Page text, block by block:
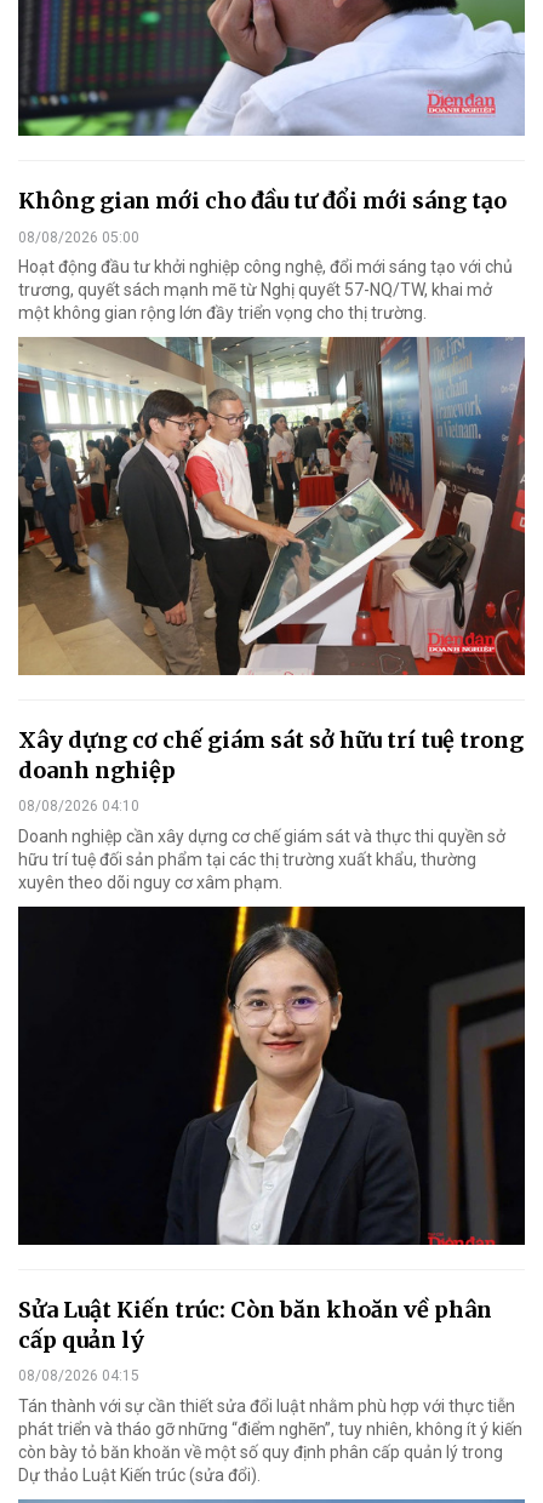
Không gian mới cho đầu tư đổi mới sáng tạo
08/08/2026 05:00
Hoạt động đầu tư khởi nghiệp công nghệ, đổi mới sáng tạo với chủ
trương, quyết sách mạnh mẽ từ Nghị quyết 57-NQ/TW, khai mở
một không gian rộng lớn đầy triển vọng cho thị trường.
Xây dựng cơ chế giám sát sở hữu trí tuệ trong
doanh nghiệp
08/08/2026 04:10
Doanh nghiệp cần xây dựng cơ chế giám sát và thực thi quyền sở
hữu trí tuệ đối sản phẩm tại các thị trường xuất khẩu, thường
xuyên theo dõi nguy cơ xâm phạm.
Sửa Luật Kiến trúc: Còn băn khoăn về phân
cấp quản lý
08/08/2026 04:15
Tán thành với sự cần thiết sửa đổi luật nhằm phù hợp với thực tiễn
phát triển và tháo gỡ những “điểm nghẽn”, tuy nhiên, không ít ý kiến
còn bày tỏ băn khoăn về một số quy định phân cấp quản lý trong
Dự thảo Luật Kiến trúc (sửa đổi).